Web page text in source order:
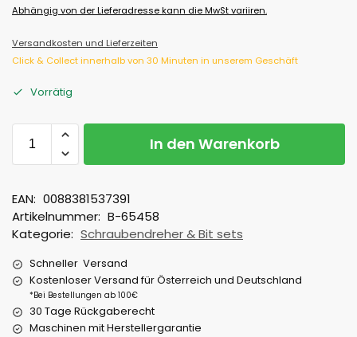
Abhängig von der Lieferadresse kann die MwSt variiren.
Versandkosten und Lieferzeiten
Click & Collect innerhalb von 30 Minuten in unserem Geschäft
Vorrätig
In den Warenkorb
EAN: 0088381537391
Artikelnummer: B-65458
Kategorie: Schraubendreher & Bit sets
Schneller Versand
Kostenloser Versand für Österreich und Deutschland
*Bei Bestellungen ab 100€
30 Tage Rückgaberecht
Maschinen mit Herstellergarantie